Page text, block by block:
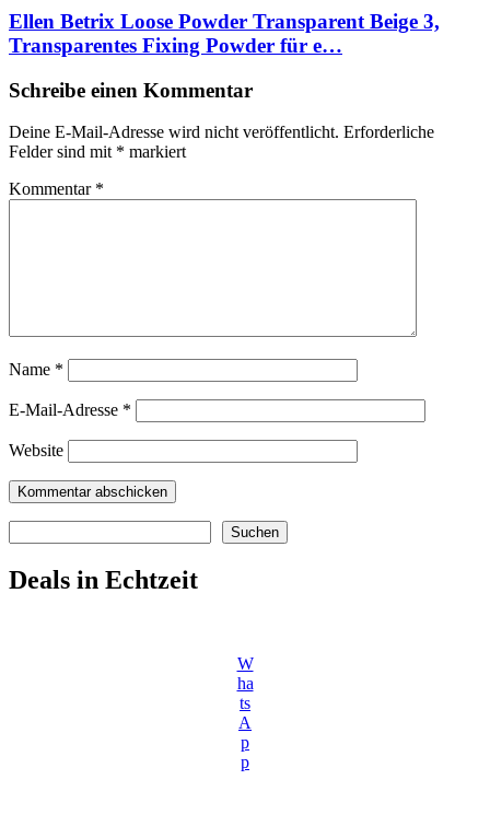
Ellen Betrix Loose Powder Transparent Beige 3,
Transparentes Fixing Powder für e…
Schreibe einen Kommentar
Deine E-Mail-Adresse wird nicht veröffentlicht. Erforderliche
Felder sind mit * markiert
Kommentar *
Name *
E-Mail-Adresse *
Website
Suchen
Deals in Echtzeit
W
ha
ts
A
p
p